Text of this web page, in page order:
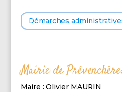
Démarches
Mairie de
Maire : Olivier MAURIN